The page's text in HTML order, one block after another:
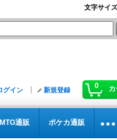
文字サイズ
0
グイン 新規登録
MTG通販 ポケカ通販